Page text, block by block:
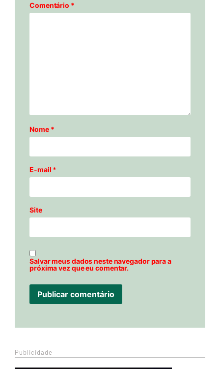
Comentário *
Nome *
E-mail *
Site
Salvar meus dados neste navegador para a
próxima vez que eu comentar.
Publicidade